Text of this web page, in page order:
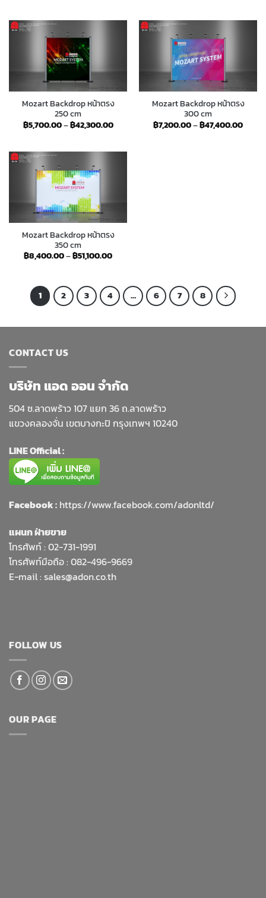
฿30,900.00 ฿
Mozart Backdrop หน้าตรง
250 cm
฿5,700.00–฿42,300.00Price
range:
฿42,300.00
Mozart Backdrop หน้าตรง
300 cm
฿7,200.00–฿47,400.00Price
Mozart Backdrop หน้าตรง
350 cm
฿8,400.00–฿51,100.00Price
฿51,100.00
1 2 3 4 … 6 7 8
CONTACT US
บริษัท แอด ออน จำกัด
504 ซ.ลาดพร้าว 107 แยก 36 ถ.ลาดพร้าว
แขวงคลองจั่น เขตบางกะปิ กรุงเทพฯ 10240
LINE Official :
Facebook : https://www.facebook.com/adonltd/
แผนก ฝ่ายขาย
โทรศัพท์ : 02-731-1991
โทรศัพท์มือถือ : 082-496-9669
E-mail : sales@adon.co.th
FOLLOW US
OUR PAGE